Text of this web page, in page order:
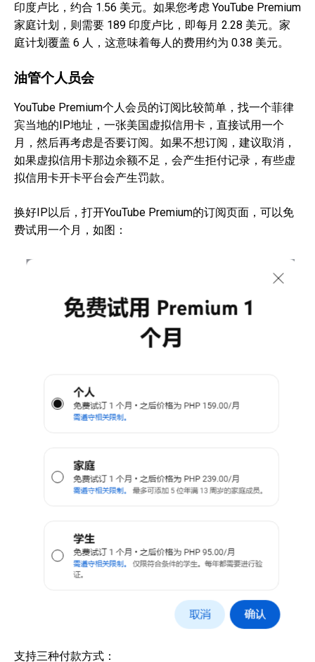
印度卢比，约合 1.56 美元。如果您考虑 YouTube Premium
家庭计划，则需要 189 印度卢比，即每月 2.28 美元。家
庭计划覆盖 6 人，这意味着每人的费用约为 0.38 美元。
油管个人员会
YouTube Premium个人会员的订阅比较简单，找一个菲律
宾当地的IP地址，一张美国虚拟信用卡，直接试用一个
月，然后再考虑是否要订阅。如果不想订阅，建议取消，
如果虚拟信用卡那边余额不足，会产生拒付记录，有些虚
拟信用卡开卡平台会产生罚款。
换好IP以后，打开YouTube Premium的订阅页面，可以免
费试用一个月，如图：
支持三种付款方式：